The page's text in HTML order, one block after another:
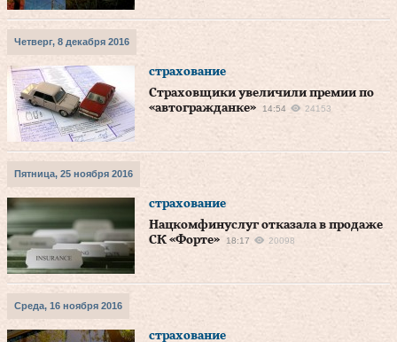
Четверг, 8 декабря 2016
страхование
Страховщики увеличили премии по
«автогражданке»
14:54 24153
Пятница, 25 ноября 2016
страхование
Нацкомфинуслуг отказала в продаже
СК «Форте»
18:17 20098
Среда, 16 ноября 2016
страхование